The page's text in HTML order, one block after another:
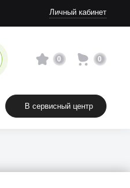
Личный кабинет
0 0
В сервисный центр